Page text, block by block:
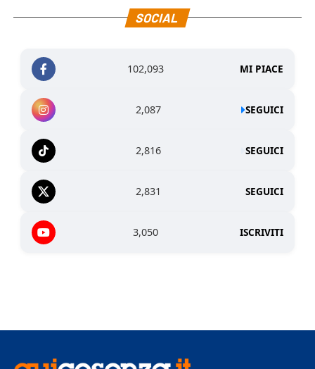
SOCIAL
102,093 MI PIACE
2,087 SEGUICI
2,816 SEGUICI
2,831 SEGUICI
3,050 ISCRIVITI